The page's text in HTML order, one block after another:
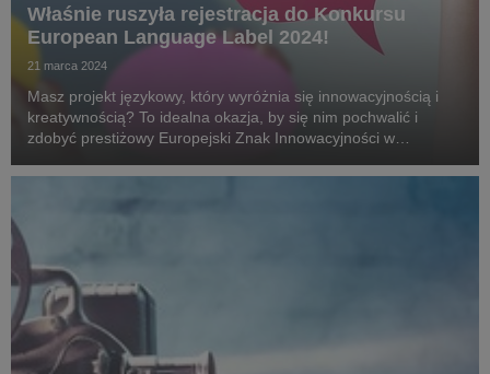
Właśnie ruszyła rejestracja do Konkursu
European Language Label 2024!
21 marca 2024
Masz projekt językowy, który wyróżnia się innowacyjnością i
kreatywnością? To idealna okazja, by się nim pochwalić i
zdobyć prestiżowy Europejski Znak Innowacyjności w
podzielić się swoimi osiągnięciami i zainspir...